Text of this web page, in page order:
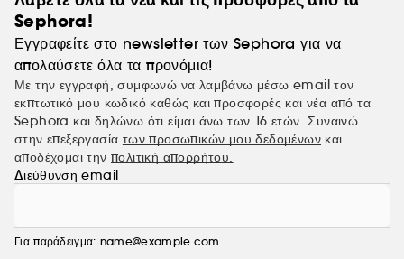
Sephora!
Εγγραφείτε στο newsletter των Sephora για να
απολαύσετε όλα τα προνόμια!
Με την εγγραφή, συμφωνώ να λαμβάνω μέσω email τον
εκπτωτικό μου κωδικό καθώς και προσφορές και νέα από τα
Sephora και δηλώνω ότι είμαι άνω των 16 ετών. Συναινώ
στην επεξεργασία των προσωπικών μου δεδομένων και
αποδέχομαι την πολιτική απορρήτου.
Διεύθυνση email
Για παράδειγμα: name@example.com